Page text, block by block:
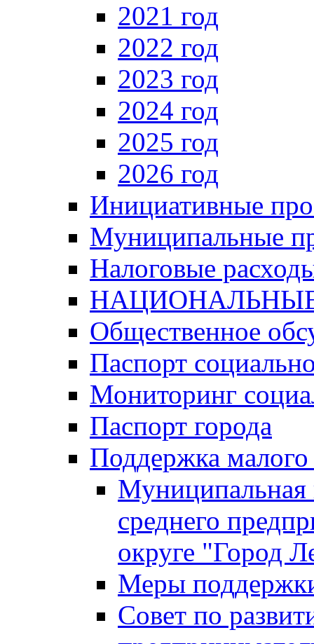
2021 год
2022 год
2023 год
2024 год
2025 год
2026 год
Инициативные
Муниципальные
Налоговые
Общественное
Паспорт
Мониторинг
Паспорт города
Поддержка малого
Муниципальная
среднего
округе "Город
Меры
Совет по